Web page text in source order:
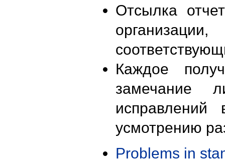
Отсылка
Каждое
замечание
исправлений
усмотрению
Problems in